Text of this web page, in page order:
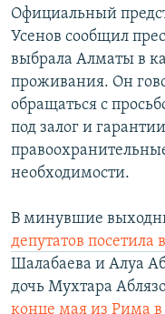
Официальный
Усенов сообщил
выбрала Алматы в
проживания. Он
обращаться с
под залог и
необходимости.
В минувшие
депутатов
Шалабаева и Алуа
дочь Мухтара
конце мая из Рима